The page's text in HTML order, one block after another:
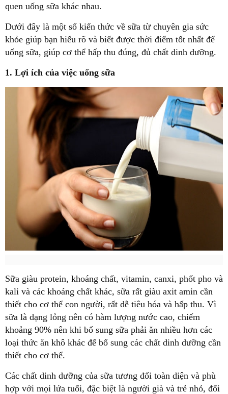
quen uống sữa khác nhau.
Dưới đây là một số kiến thức về sữa từ chuyên gia sức
khỏe giúp bạn hiểu rõ và biết được thời điểm tốt nhất để
uống sữa, giúp cơ thể hấp thu đúng, đủ chất dinh dưỡng.
1. Lợi ích của việc uống sữa
Sữa giàu protein, khoáng chất, vitamin, canxi, phốt pho và
kali và các khoáng chất khác, sữa rất giàu axit amin cần
thiết cho cơ thể con người, rất dễ tiêu hóa và hấp thu. Vì
sữa là dạng lỏng nên có hàm lượng nước cao, chiếm
khoảng 90% nên khi bổ sung sữa phải ăn nhiều hơn các
loại thức ăn khô khác để bổ sung các chất dinh dưỡng cần
thiết cho cơ thể.
Các chất dinh dưỡng của sữa tương đối toàn diện và phù
hợp với mọi lứa tuổi, đặc biệt là người già và trẻ nhỏ, đối